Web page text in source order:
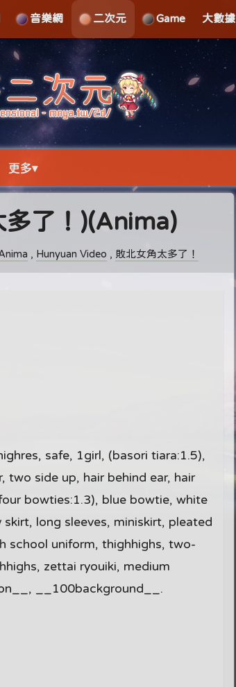
音樂網 二次元 Game 大數據
更多▾
多了！)(Anima)
, Hunyuan Video , 敗北女角太多了！
safe, 1girl, (basori tiara:1.5),
two side up, hair behind ear, hair
bowties:1.3), blue bowtie, white
long sleeves, miniskirt, pleated
school uniform, thighhighs, two-
zettai ryouiki, medium
__100background__.